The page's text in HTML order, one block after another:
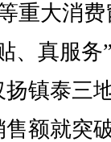
重大消
、真服务
镇泰三
额就突